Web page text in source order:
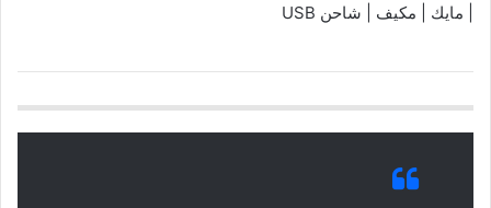
| مايك | مكيف | شاحن USB